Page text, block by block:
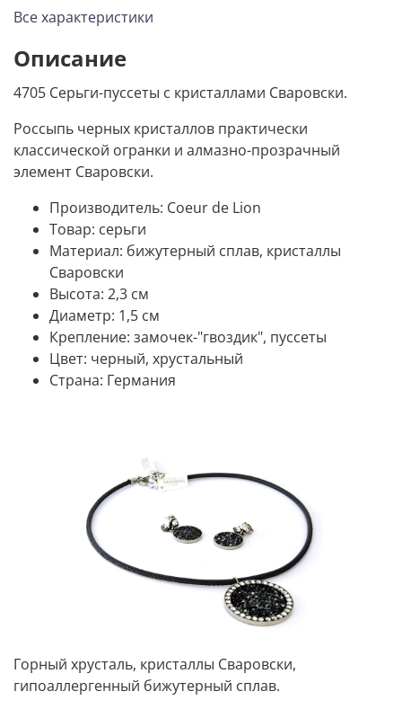
Все характеристики
Описание
4705 Серьги-пуссеты с кристаллами Сваровски.
Россыпь черных кристаллов практически
классической огранки и алмазно-прозрачный
элемент Сваровски.
Производитель: Coeur de Lion
Товар: серьги
Материал: бижутерный сплав, кристаллы
Сваровски
Высота: 2,3 см
Диаметр: 1,5 см
Крепление: замочек-"гвоздик", пуссеты
Цвет: черный, хрустальный
Страна: Германия
Горный хрусталь, кристаллы Сваровски,
гипоаллергенный бижутерный сплав.